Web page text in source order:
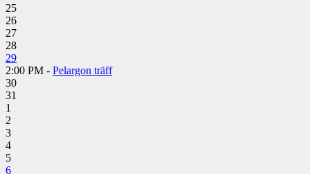
25
26
27
28
29
2:00 PM - Pelargon träff
30
31
1
2
3
4
5
6